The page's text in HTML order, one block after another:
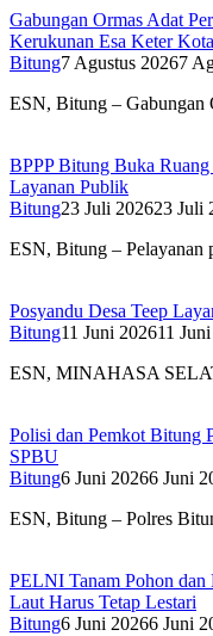
Gabungan Ormas Adat
Kerukunan Esa Keter
Bitung7 Agustus 20267
ESN, Bitung – Gabungan
BPPP Bitung Buka
Layanan Publik
Bitung23 Juli 202623 Juli
ESN, Bitung –
Posyandu Desa Teep
Bitung11 Juni 202611
ESN, MINAHASA
Polisi dan Pemkot Bitung
SPBU
Bitung6 Juni 20266 Juni
ESN, Bitung – Polres
PELNI Tanam Pohon
Laut Harus Tetap Lestari
Bitung6 Juni 20266 Juni